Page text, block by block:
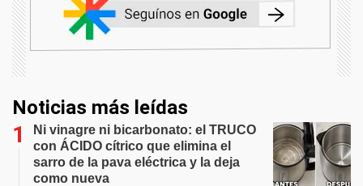
Noticias más leídas
Ni vinagre ni bicarbonato: el TRUCO
con ÁCIDO cítrico que elimina el
sarro de la pava eléctrica y la deja
como nueva